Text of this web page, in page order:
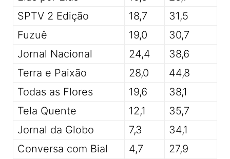
SPTV 2 Edição
18,7
31,5
Fuzuê
19,0
30,7
Jornal Nacional
24,4
38,6
Terra e Paixão
28,0
44,8
Todas as Flores
19,6
38,1
Tela Quente
12,1
35,7
Jornal da Globo
7,3
34,1
Conversa com Bial
4,7
27,9